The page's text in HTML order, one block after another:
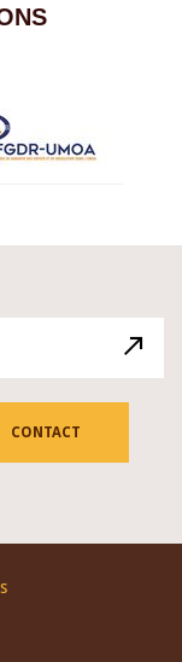
CONTACT